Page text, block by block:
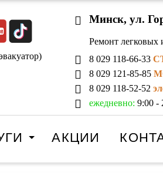
Минск, ул.
Ремонт легковых
8 029 118-66-33
8 029 121-85-85
8 029 118-52-52
ежедневно:9:00 -
АКЦИИ